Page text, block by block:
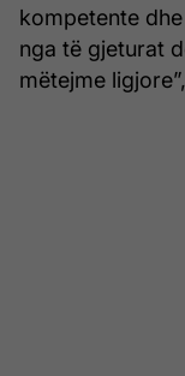
kompetente
nga të gjeturat
mëtejme